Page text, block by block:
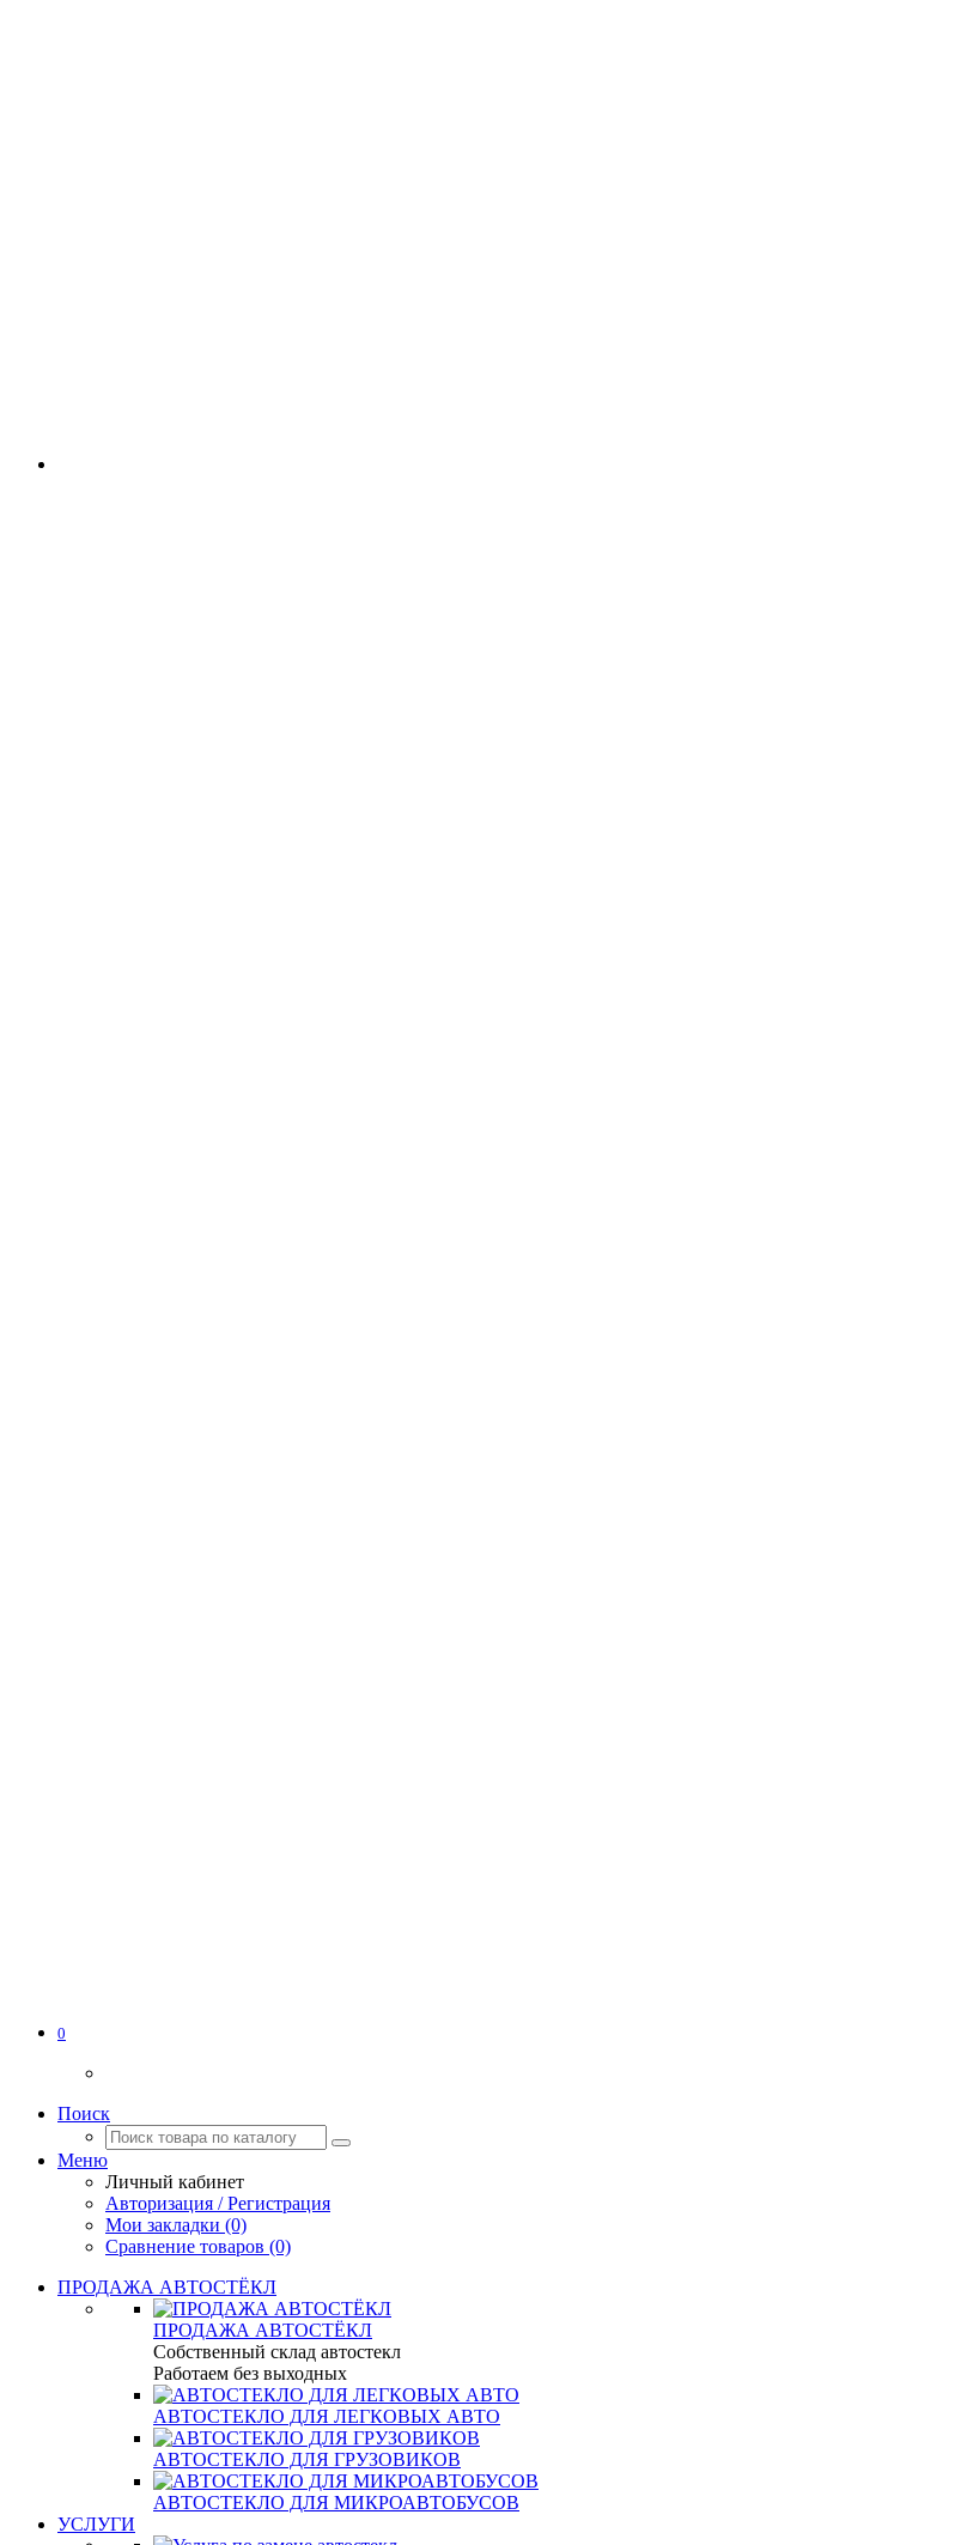
0
Поиск
Меню
Личный кабинет
Авторизация / Регистрация
Мои закладки (0)
Сравнение товаров (0)
ПРОДАЖА АВТОСТЁКЛ
ПРОДАЖА АВТОСТЁКЛ
Собственный склад автостекл
Работаем без выходных
АВТОСТЕКЛО ДЛЯ ЛЕГКОВЫХ АВТО
АВТОСТЕКЛО ДЛЯ ГРУЗОВИКОВ
АВТОСТЕКЛО ДЛЯ МИКРОАВТОБУСОВ
УСЛУГИ